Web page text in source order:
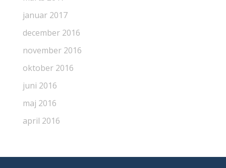
januar 2017
december 2016
november 2016
oktober 2016
juni 2016
maj 2016
april 2016